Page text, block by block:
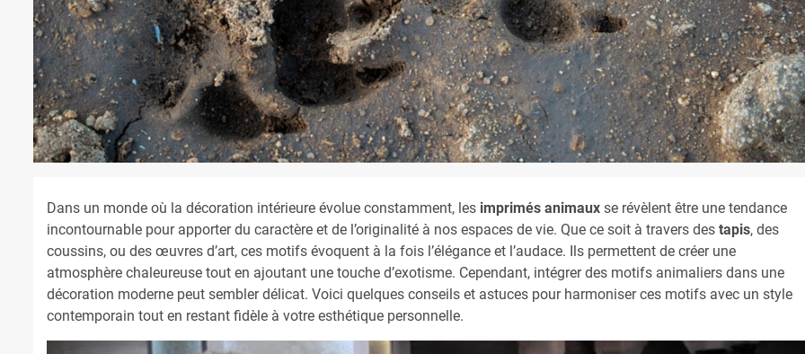
Dans un monde où la décoration intérieure évolue constamment, les imprimés animaux se révèlent être une tendance
incontournable pour apporter du caractère et de l’originalité à nos espaces de vie. Que ce soit à travers des tapis, des
coussins, ou des œuvres d’art, ces motifs évoquent à la fois l’élégance et l’audace. Ils permettent de créer une
atmosphère chaleureuse tout en ajoutant une touche d’exotisme. Cependant, intégrer des motifs animaliers dans une
décoration moderne peut sembler délicat. Voici quelques conseils et astuces pour harmoniser ces motifs avec un style
contemporain tout en restant fidèle à votre esthétique personnelle.